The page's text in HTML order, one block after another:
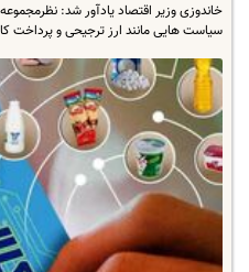
خاندوزی وزیر اقتصاد یادآور شد:
سیاست هایی مانند ارز ترجیحی و پرداخت